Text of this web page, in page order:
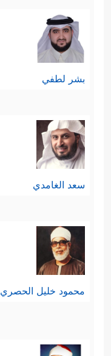
بشر لطفي
سعد الغامدي
محمود خليل الحصري